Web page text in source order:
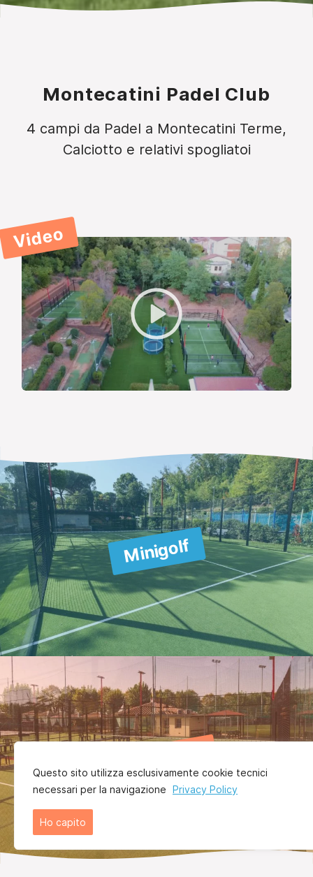
Questo sito utilizza esclusivamente cookie tecnici
necessari per la navigazione Privacy Policy
Ho capito
Montecatini Padel Club
4 campi da Padel a Montecatini Terme,
Calciotto e relativi spogliatoi
Video
Minigolf
Playground